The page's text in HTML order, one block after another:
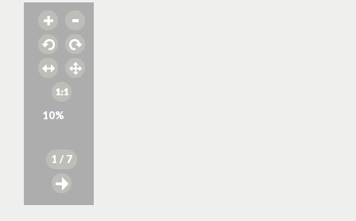
10%
1 / 7